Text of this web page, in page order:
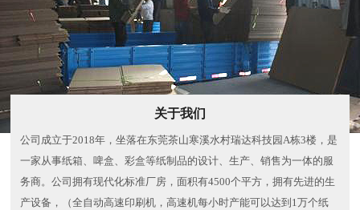
关于我们
公司成立于2018年，坐落在东莞茶山寒溪水村瑞达科技园A栋3楼，是
一家从事纸箱、啤盒、彩盒等纸制品的设计、生产、销售为一体的服
务商。公司拥有现代化标准厂房，面积有4500个平方，拥有先进的生
产设备，（全自动高速印刷机，高速机每小时产能可以达到1万个纸